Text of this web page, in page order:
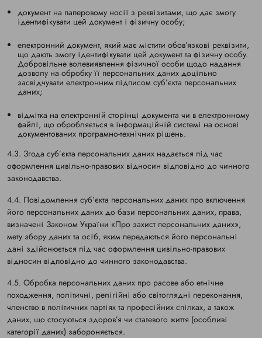
документ на паперовому носії з реквізитами, що дає змогу
ідентифікувати цей документ і фізичну особу;
електронний документ, який має містити обов’язкові реквізити,
що дають змогу ідентифікувати цей документ та фізичну особу.
Добровільне волевиявлення фізичної особи щодо надання
дозволу на обробку її персональних даних доцільно
засвідчувати електронним підписом суб’єкта персональних
даних;
відмітка на електронній сторінці документа чи в електронному
файлі, що обробляється в інформаційній системі на основі
документованих програмно-технічних рішень.
4.3. Згода суб’єкта персональних даних надається під час
оформлення цивільно-правових відносин відповідно до чинного
законодавства.
4.4. Повідомлення суб’єкта персональних даних про включення
його персональних даних до бази персональних даних, права,
визначені Законом України «Про захист персональних даних»,
мету збору даних та осіб, яким передаються його персональні
дані здійснюється під час оформлення цивільно-правових
відносин відповідно до чинного законодавства.
4.5. Обробка персональних даних про расове або етнічне
походження, політичні, релігійні або світоглядні переконання,
членство в політичних партіях та професійних спілках, а також
даних, що стосуються здоров’я чи статевого життя (особливі
категорії даних) забороняється.